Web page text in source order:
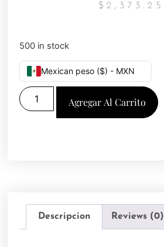
$2,373.25
500 in stock
Mexican peso ($) - MXN
Agregar Al Carrito
Descripcion Reviews (0)